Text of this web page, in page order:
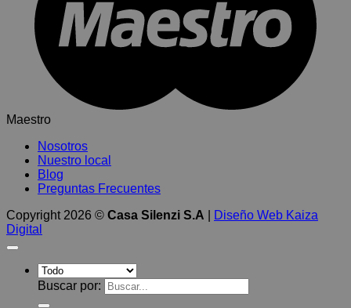
Maestro
Nosotros
Nuestro local
Blog
Preguntas Frecuentes
Copyright 2026 © Casa Silenzi S.A
Diseño Web Kaiza
Digital
Buscar por: